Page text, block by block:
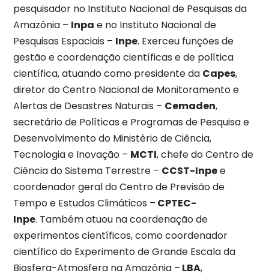
pesquisador no Instituto Nacional de Pesquisas da
Amazônia – Inpa e no Instituto Nacional de
Pesquisas Espaciais – Inpe. Exerceu funções de
gestão e coordenação científicas e de política
científica, atuando como presidente da Capes,
diretor do Centro Nacional de Monitoramento e
Alertas de Desastres Naturais – Cemaden,
secretário de Políticas e Programas de Pesquisa e
Desenvolvimento do Ministério de Ciência,
Tecnologia e Inovação – MCTI, chefe do Centro de
Ciência do Sistema Terrestre – CCST-Inpee
coordenador geral do Centro de Previsão de
Tempo e Estudos Climáticos – CPTEC-
Inpe. Também atuou na coordenação de
experimentos científicos, como coordenador
científico do Experimento de Grande Escala da
Biosfera-Atmosfera na Amazônia – LBA,